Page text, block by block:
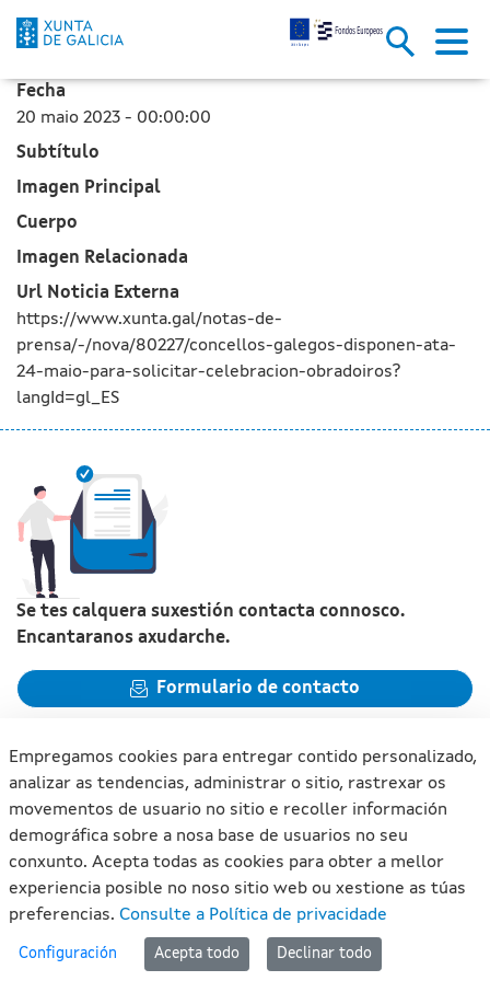
Os concellos galegos
Skip to Main Content
Fecha
20 maio 2023 - 00:00:00
Subtítulo
Imagen Principal
Cuerpo
Imagen Relacionada
Url Noticia Externa
https://www.xunta.gal/notas-de-
prensa/-/nova/80227/concellos-galegos-disponen-ata-
24-maio-para-solicitar-celebracion-obradoiros?
langId=gl_ES
Se tes calquera suxestión contacta connosco.
Encantaranos axudarche.
Formulario de contacto
Xunta de Galicia. Información mantida e publicada na internet
pola Xunta de Galicia
Atención á cidadanía
Accesibilidade
Empregamos cookies para entregar contido personalizado,
analizar as tendencias, administrar o sitio, rastrexar os
movementos de usuario no sitio e recoller información
demográfica sobre a nosa base de usuarios no seu
conxunto. Acepta todas as cookies para obter a mellor
experiencia posible no noso sitio web ou xestione as túas
preferencias. Consulte a Política de privacidade
Configuración Acepta todo Declinar todo